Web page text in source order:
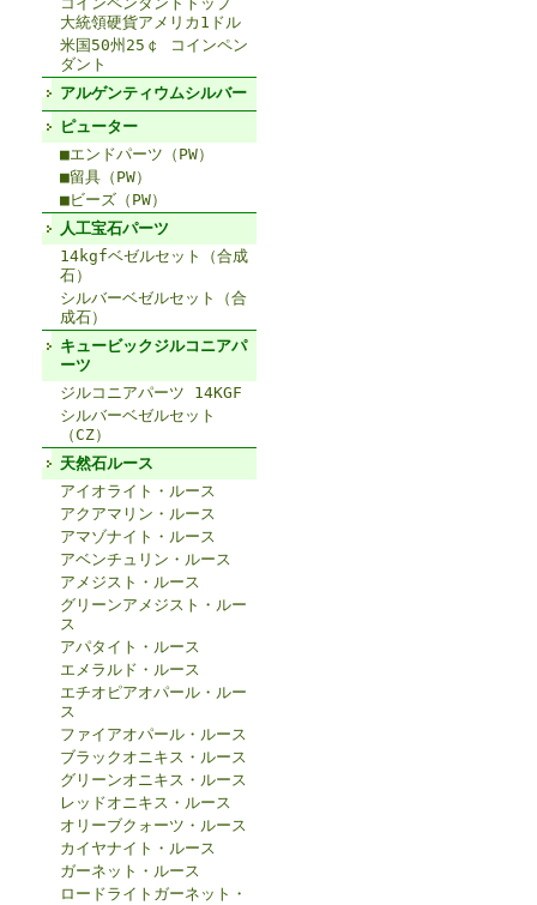
大統領硬貨アメリカ1ドル
米国50州25￠ コインペン
ダント
アルゲンティウムシルバー
ピューター
■エンドパーツ（PW）
■留具（PW）
■ビーズ（PW）
人工宝石パーツ
14kgfベゼルセット（合成
石）
シルバーベゼルセット（合
成石）
キュービックジルコニアパ
ーツ
ジルコニアパーツ 14KGF
シルバーベゼルセット
（CZ）
天然石ルース
アイオライト・ルース
アクアマリン・ルース
アマゾナイト・ルース
アベンチュリン・ルース
アメジスト・ルース
グリーンアメジスト・ルー
ス
アパタイト・ルース
エメラルド・ルース
エチオピアオパール・ルー
ス
ファイアオパール・ルース
ブラックオニキス・ルース
グリーンオニキス・ルース
レッドオニキス・ルース
オリーブクォーツ・ルース
カイヤナイト・ルース
ガーネット・ルース
ロードライトガーネット・